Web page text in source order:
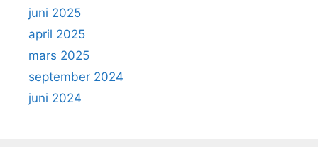
juni 2025
april 2025
mars 2025
september 2024
juni 2024